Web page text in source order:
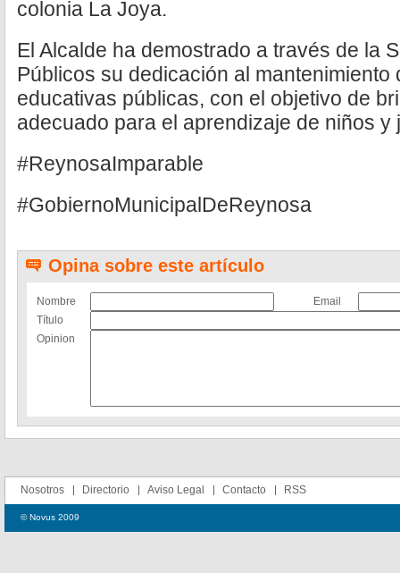
colonia La Joya.
El Alcalde ha demostrado a través de la
Públicos su dedicación al mantenimiento
educativas públicas, con el objetivo de
adecuado para el aprendizaje de niños y
#ReynosaImparable
#GobiernoMunicipalDeReynosa
Opina sobre este artículo
Nombre
Email
Título
Opinion
Nosotros Directorio Aviso Legal Contacto RSS
© Novus 2009